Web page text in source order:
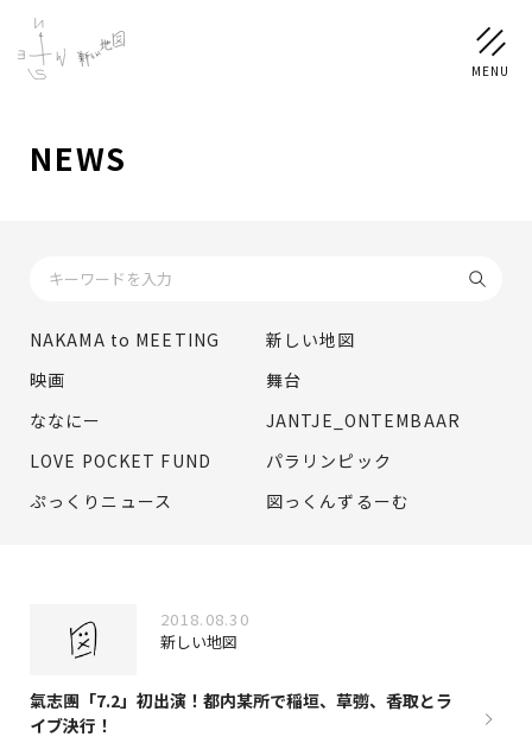
NEWS
香取 慎吾
DISCOGRAPHY
CHIZUSHOP
CHIZULOG
NEWS
NAKAMA to MEETING
新しい地図
映画
舞台
ななにー
JANTJE_ONTEMBAAR
LOVE POCKET FUND
パラリンピック
ぷっくりニュース
図っくんずるーむ
2018.08.30
新しい地図
氣志團「7.2」初出演！都内某所で稲垣、草彅、香取とラ
イブ決行！